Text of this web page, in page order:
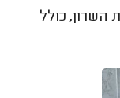
השרון, כולל